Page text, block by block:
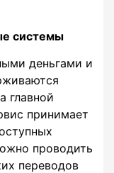
системы
деньгами и
главной
принимает
проводить
переводов